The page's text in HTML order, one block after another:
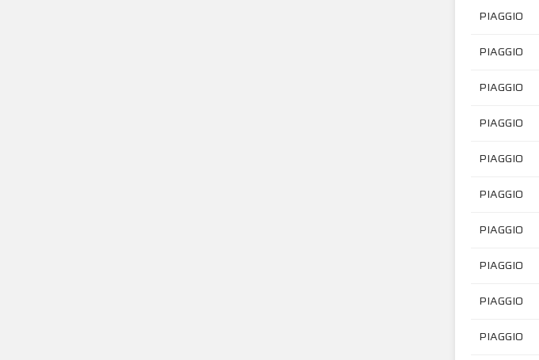
PIAGGIO
PIAGGIO
PIAGGIO
PIAGGIO
PIAGGIO
PIAGGIO
PIAGGIO
PIAGGIO
PIAGGIO
PIAGGIO